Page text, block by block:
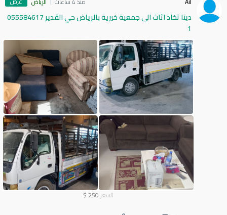
دينا تخاذ اثاث الى جمعية خيرية بالرياض حي القدير 055584617
1
السعر 250
$